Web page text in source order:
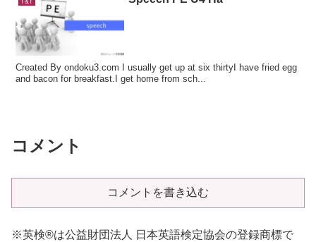
Created By ondoku3.com I usually get up at six thirtyI have fried egg
and bacon for breakfast.I get home from sch...
コメント
コメントを書き込む
※英検®は公益財団法人 日本英語検定協会の登録商標で